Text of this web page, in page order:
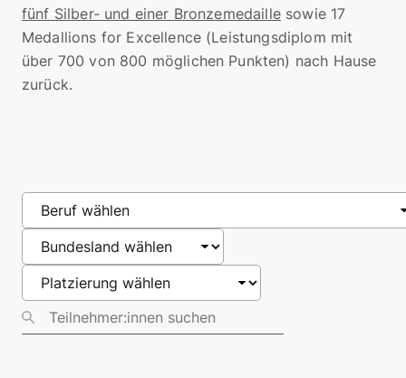
fünf Silber- und einer Bronzemedaillesowie 17
Medallions for Excellence (Leistungsdiplom mit
über 700 von 800 möglichen Punkten) nach Hause
zurück.